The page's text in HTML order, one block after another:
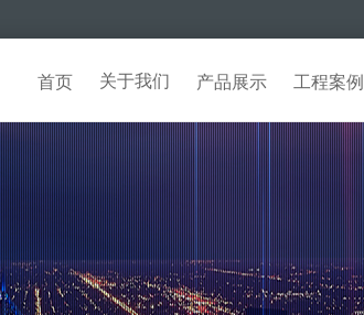
首页 关于我们 产品展示 工程案例